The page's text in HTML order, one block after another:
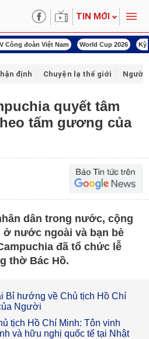
TIN MỚI
Việt Nam World Cup 2026 Kỳ họp thứ
định Chuyện lạ thế giới Người
quyết tâm
tấm gương của
dân trong nước, cộng
nước ngoài và bạn bè
đã tổ chức lễ
thờ Bác Hồ.
Bỉ hướng về Chủ tịch Hồ Chí
Người
tịch Hồ Chí Minh: Tôn vinh
và hữu nghị quốc tế tại Nhật